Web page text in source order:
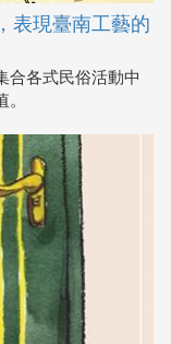
表現臺南工藝的
合各式民俗活動中